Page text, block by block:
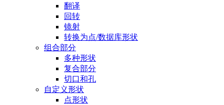
翻译
回转
镜射
转换为点/数据库形状
组合部分
多种形状
复合部分
切口和孔
自定义形状
点形状